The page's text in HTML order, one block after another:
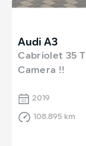
Audi A3
Cabriolet 35
Camera !!
2019
108.895 km